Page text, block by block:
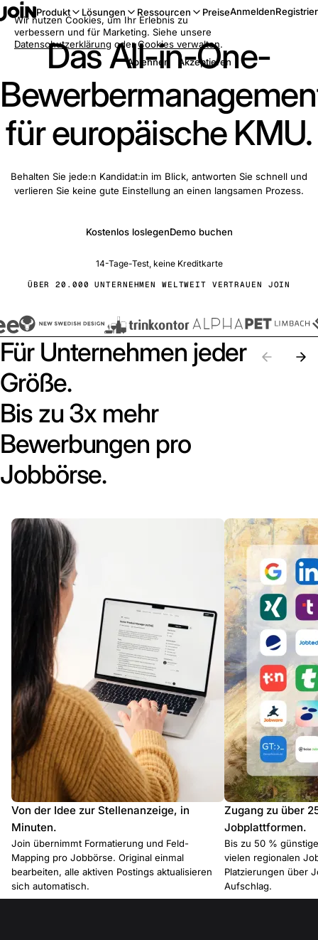
Produkt Lösungen Ressourcen PreiseAnmelden
Das All-in-One-
für europäische KMU.
Behalten Sie jede:n Kandidat:in im Blick, antworten Sie schnell und
verlieren Sie keine gute Einstellung an einen langsamen Prozess.
Kostenlos loslegenDemo buchen
14-Tage-Test, keine Kreditkarte
ÜBER 20.000 UNTERNEHMEN WELTWEIT VERTRAUEN JOIN
Für Unternehmen jeder
Größe.
Bis zu 3x mehr
Bewerbungen pro
Jobbörse.
Von der Idee zur Stellenanzeige, in
Minuten.
Join übernimmt Formatierung und Feld-
Mapping pro Jobbörse. Original einmal
bearbeiten, alle aktiven Postings aktualisieren
sich automatisch.
Zugang zu über
Jobplattformen.
Bis zu 50 %
vielen regionalen
Platzierungen über
Aufschlag.
Wir nutzen Cookies, um Ihr Erlebnis zu
verbessern und für Marketing. Siehe unsere
Datenschutzerklärung oderCookies verwalten.
Ablehnen
Akzeptieren